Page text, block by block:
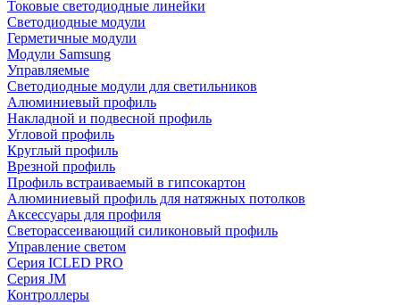
Токовые светодиодные линейки
Светодиодные модули
Герметичные модули
Модули Samsung
Управляемые
Светодиодные модули для светильников
Алюминиевый профиль
Накладной и подвесной профиль
Угловой профиль
Круглый профиль
Врезной профиль
Профиль встраиваемый в гипсокартон
Алюминиевый профиль для натяжных потолков
Аксессуары для профиля
Светорассеивающий силиконовый профиль
Управление светом
Серия ICLED PRO
Серия JM
Контроллеры